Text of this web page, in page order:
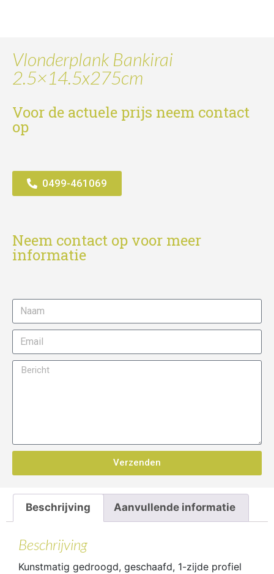
Vlonderplank Bankirai
2.5×14.5x275cm
Voor de actuele prijs neem contact
op
0499-461069
Neem contact op voor meer
informatie
Verzenden
Beschrijving Aanvullende informatie
Beschrijving
Kunstmatig gedroogd, geschaafd, 1-zijde profiel